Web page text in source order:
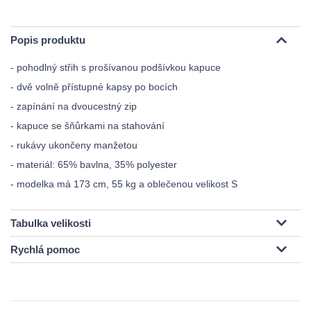
Popis produktu
- pohodlný střih s prošívanou podšívkou kapuce
- dvě volně přístupné kapsy po bocích
- zapínání na dvoucestný zip
- kapuce se šňůrkami na stahování
- rukávy ukončeny manžetou
- materiál: 65% bavlna, 35% polyester
- modelka má 173 cm, 55 kg a oblečenou velikost S
Tabulka velikosti
Rychlá pomoc